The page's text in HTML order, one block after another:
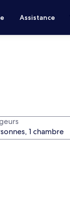
Assistance